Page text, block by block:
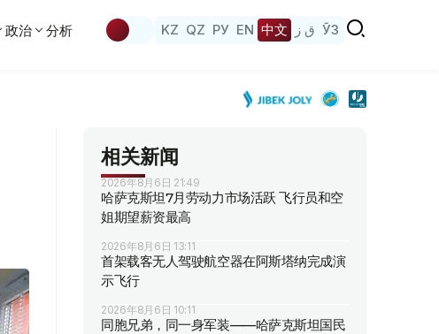
政治 分析 KZ QZ РУ EN 中文 ق ز ЎЗ
相关新闻
2026年8月6日 21:49
哈萨克斯坦7月劳动力市场活跃 飞行员和空
姐期望薪资最高
2026年8月6日 13:11
首架载客无人驾驶航空器在阿斯塔纳完成演
示飞行
2026年8月6日 10:11
同胞兄弟，同一身军装——哈萨克斯坦国民